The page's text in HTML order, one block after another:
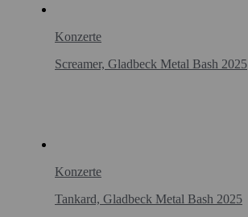
Konzerte
Screamer, Gladbeck Metal Bash 2025
Konzerte
Tankard, Gladbeck Metal Bash 2025